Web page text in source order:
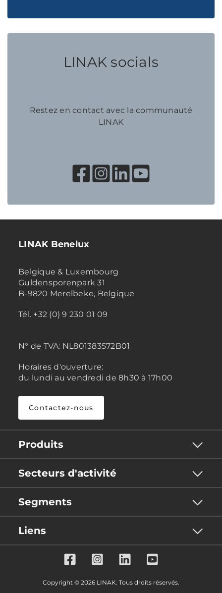
LINAK socials
Restez en contact avec la communauté
LINAK
LINAK Benelux
Belgique & Luxembourg
Guldensporenpark 31
B-9820 Merelbeke, Belgique
Tél. +32 (0) 9 230 01 09
N° de TVA: NL801383572B01
Horaires d'ouverture:
du lundi au vendredi de 8h30 à 17h00
Contactez-nous
Produits
Secteurs d'activité
Segments
Liens
Copyright © 2026 LINAK. Tous droits réservés.